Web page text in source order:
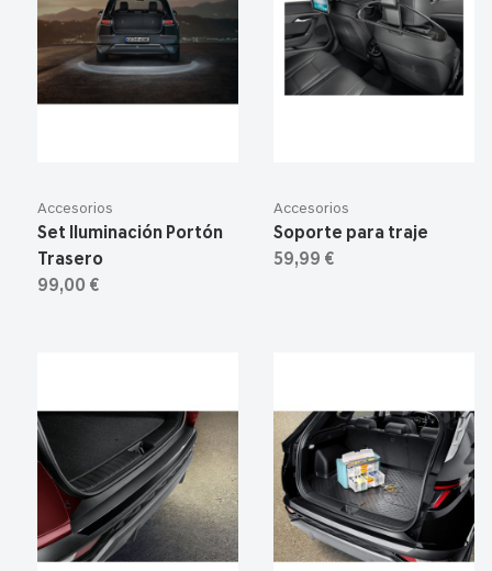
Accesorios
Set Iluminación Portón
Trasero
99,00 €
Accesorios
Soporte para traje
59,99 €